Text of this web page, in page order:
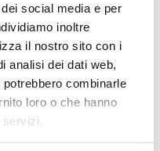
social media e per
inoltre
il nostro sito con i
analisi dei dati web,
combinarle
loro o che hanno
- Ufficio
il rifacimento
e